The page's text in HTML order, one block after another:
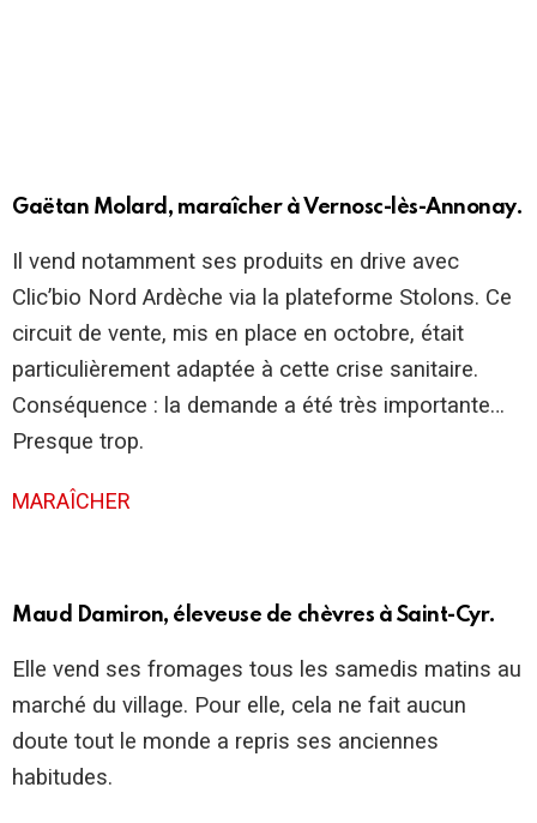
Gaëtan Molard, maraîcher à Vernosc-lès-Annonay.
Il vend notamment ses produits en drive avec
Clic’bio Nord Ardèche via la plateforme Stolons. Ce
circuit de vente, mis en place en octobre, était
particulièrement adaptée à cette crise sanitaire.
Conséquence : la demande a été très importante…
Presque trop.
MARAÎCHER
Maud Damiron, éleveuse de chèvres à Saint-Cyr.
Elle vend ses fromages tous les samedis matins au
marché du village. Pour elle, cela ne fait aucun
doute tout le monde a repris ses anciennes
habitudes.